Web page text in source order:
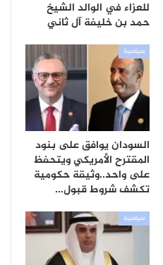
للعزاء في الوالد الشيخ
حمد بن خليفة آل ثاني
سياسية
السودان يوافق على بنود
المقترح الأمريكي ويتحفظ
على واحد..وثيقة حكومية
تكشف شروط قبول…
سياسية